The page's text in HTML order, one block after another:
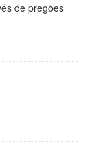
de pregões